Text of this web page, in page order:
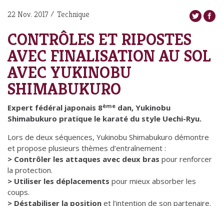
22 Nov. 2017 Technique
CONTRÔLES ET RIPOSTES
AVEC FINALISATION AU SOL
AVEC YUKINOBU
SHIMABUKURO
Expert fédéral japonais 8ème dan, Yukinobu
Shimabukuro pratique le karaté du style Uechi-Ryu.
Lors de deux séquences, Yukinobu Shimabukuro démontre
et propose plusieurs thèmes d’entraînement :
> Contrôler les attaques avec deux bras pour renforcer
la protection.
> Utiliser les déplacements pour mieux absorber les
coups.
> Déstabiliser la position et l’intention de son partenaire.